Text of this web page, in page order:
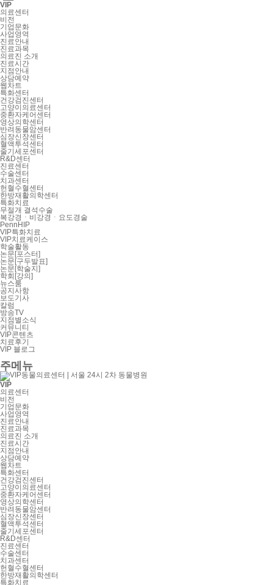
VIP
의료센터
비전
기업문화
사업영역
진료안내
진료과목
의료진 소개
진료시간
지점안내
상담예약
웹차트
특화센터
건강검진센터
고양이의료센터
중환자케어센터
영상의학센터
반려동물암센터
심장신장센터
혈액투석센터
줄기세포센터
R&D센터
진료센터
수술센터
치과센터
헌혈수혈센터
한방재활의학센터
특화치료
무절개 결석수술
복강경ㆍ비강경ㆍ요도경술
PennHIP
VIP특화치료
VIP치료케이스
학술활동
논문[포스터]
논문[구두발표]
논문[학술지]
학회[강의]
뉴스룸
공지사항
보도기사
칼럼
방송TV
지점별소식
커뮤니티
VIP콘텐츠
치료후기
VIP 블로그
주메뉴
VIP
의료센터
비전
기업문화
사업영역
진료안내
진료과목
의료진 소개
진료시간
지점안내
상담예약
웹차트
특화센터
건강검진센터
고양이의료센터
중환자케어센터
영상의학센터
반려동물암센터
심장신장센터
혈액투석센터
줄기세포센터
R&D센터
진료센터
수술센터
치과센터
헌혈수혈센터
한방재활의학센터
특화치료